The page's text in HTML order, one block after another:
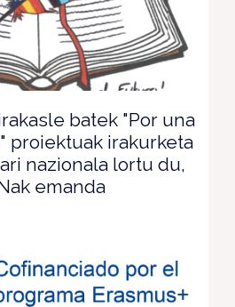
batek "Por una
proiektuak irakurketa
nazionala lortu du,
emanda